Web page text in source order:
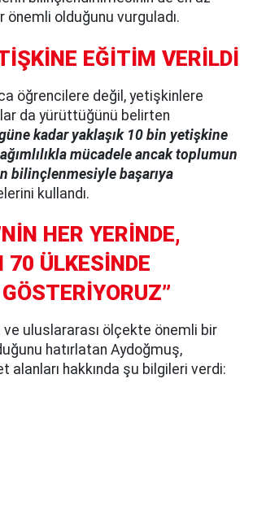
önemli olduğunu vurguladı.
EĞİTİM VERİLDİ
öğrencilere değil, yetişkinlere
da yürüttüğünü belirten
kadar yaklaşık 10 bin yetişkine
mücadele ancak toplumun
bilinçlenmesiyle başarıya
kullandı.
HER YERİNDE,
70 ÜLKESİNDE
ve uluslararası ölçekte önemli bir
hatırlatan Aydoğmuş,
alanları hakkında şu bilgileri verdi: